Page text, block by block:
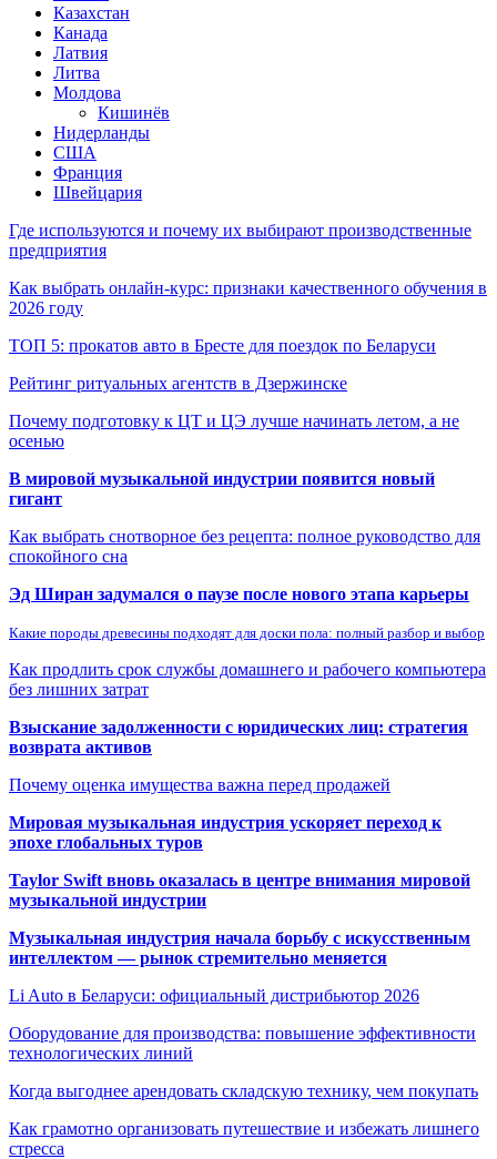
Казахстан
Канада
Латвия
Литва
Молдова
Кишинёв
Нидерланды
США
Франция
Швейцария
Где используются и почему их выбирают производственные
предприятия
Как выбрать онлайн-курс: признаки качественного обучения в
2026 году
ТОП 5: прокатов авто в Бресте для поездок по Беларуси
Рейтинг ритуальных агентств в Дзержинске
Почему подготовку к ЦТ и ЦЭ лучше начинать летом, а не
осенью
В мировой музыкальной индустрии появится новый
гигант
Как выбрать снотворное без рецепта: полное руководство для
спокойного сна
Эд Ширан задумался о паузе после нового этапа карьеры
Какие породы древесины подходят для доски пола: полный разбор и выбор
Как продлить срок службы домашнего и рабочего компьютера
без лишних затрат
Взыскание задолженности с юридических лиц: стратегия
возврата активов
Почему оценка имущества важна перед продажей
Мировая музыкальная индустрия ускоряет переход к
эпохе глобальных туров
Taylor Swift вновь оказалась в центре внимания мировой
музыкальной индустрии
Музыкальная индустрия начала борьбу с искусственным
интеллектом — рынок стремительно меняется
Li Auto в Беларуси: официальный дистрибьютор 2026
Оборудование для производства: повышение эффективности
технологических линий
Когда выгоднее арендовать складскую технику, чем покупать
Как грамотно организовать путешествие и избежать лишнего
стресса